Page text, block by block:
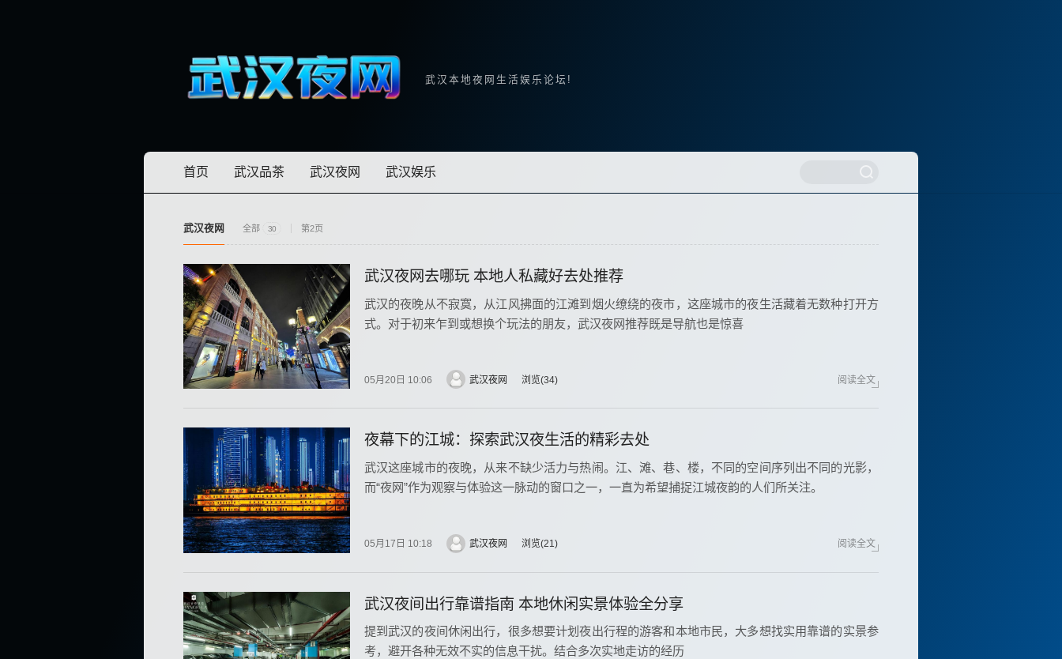
武汉本地夜网生活娱乐论坛!
首页 武汉品茶 武汉夜网 武汉娱乐
武汉夜网 全部 30 第2页
武汉夜网去哪玩 本地人私藏好去处推荐
武汉的夜晚从不寂寞，从江风拂面的江滩到烟火缭绕的夜市，这座城市的夜生活藏着无数种打开方
式。对于初来乍到或想换个玩法的朋友，武汉夜网推荐既是导航也是惊喜
05月20日 10:06 武汉夜网 浏览 34 阅读全文
夜幕下的江城：探索武汉夜生活的精彩去处
武汉这座城市的夜晚，从来不缺少活力与热闹。江、滩、巷、楼，不同的空间序列出不同的光影，
而“夜网”作为观察与体验这一脉动的窗口之一，一直为希望捕捉江城夜韵的人们所关注。
05月17日 10:18 武汉夜网 浏览 21 阅读全文
武汉夜间出行靠谱指南 本地休闲实景体验全分享
提到武汉的夜间休闲出行，很多想要计划夜出行程的游客和本地市民，大多想找实用靠谱的实景参
考，避开各种无效不实的信息干扰。结合多次实地走访的经历